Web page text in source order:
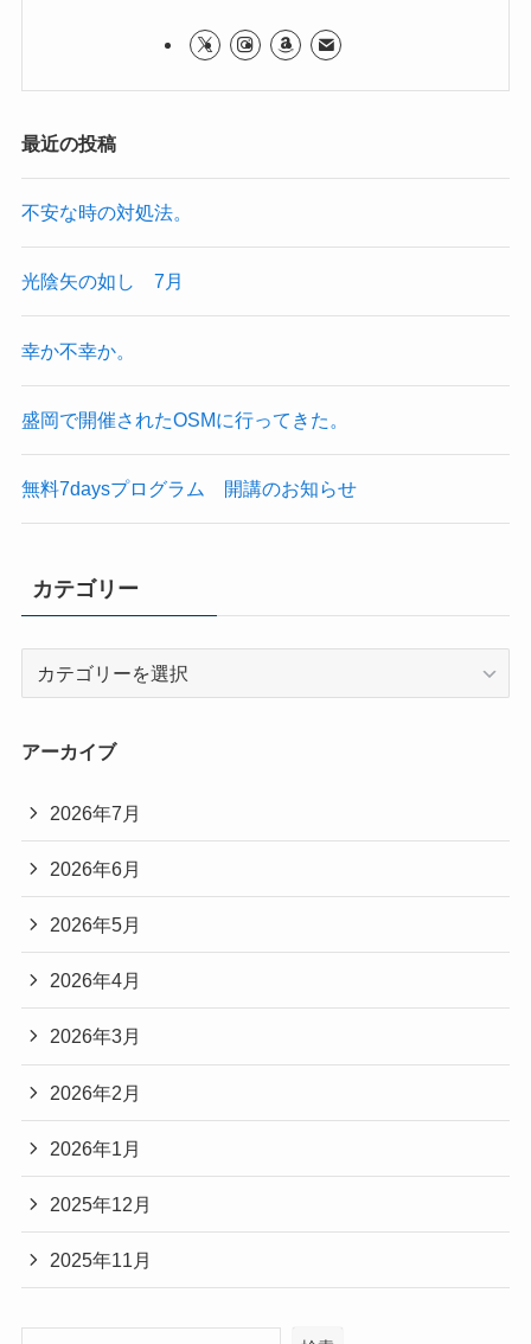
最近の投稿
不安な時の対処法。
光陰矢の如し 7月
幸か不幸か。
盛岡で開催されたOSMに行ってきた。
無料7daysプログラム 開講のお知らせ
カテゴリー
リ
アーカイブ
2026年7月
2026年6月
2026年5月
2026年4月
2026年3月
2026年2月
2026年1月
2025年12月
2025年11月